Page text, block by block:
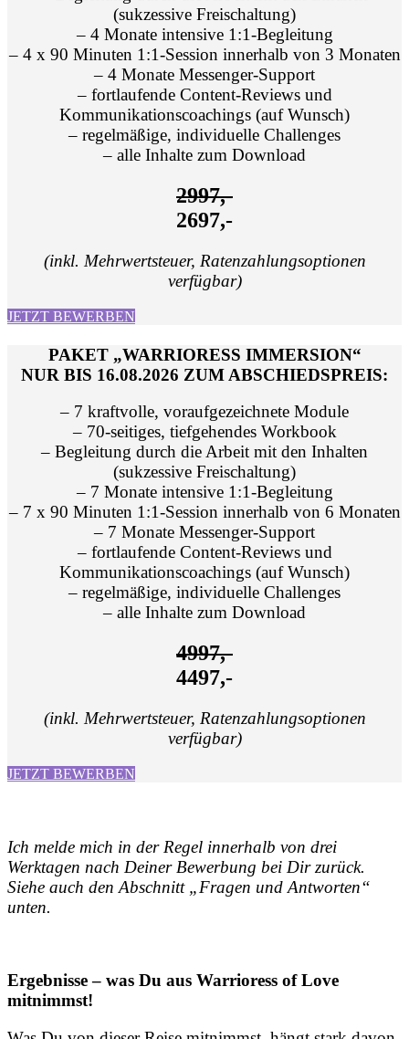
(sukzessive Freischaltung)
– 4 Monate intensive 1:1-Begleitung
– 4 x 90 Minuten 1:1-Session innerhalb von 3 Monaten
– 4 Monate Messenger-Support
– fortlaufende Content-Reviews und
Kommunikationscoachings (auf Wunsch)
– regelmäßige, individuelle Challenges
– alle Inhalte zum Download
2997,-
2697,-
(inkl. Mehrwertsteuer, Ratenzahlungsoptionen
verfügbar)
JETZT BEWERBEN
PAKET „WARRIORESS IMMERSION“
NUR BIS 16.08.2026 ZUM ABSCHIEDSPREIS:
– 7 kraftvolle, voraufgezeichnete Module
– 70-seitiges, tiefgehendes Workbook
– Begleitung durch die Arbeit mit den Inhalten
(sukzessive Freischaltung)
– 7 Monate intensive 1:1-Begleitung
– 7 x 90 Minuten 1:1-Session innerhalb von 6 Monaten
– 7 Monate Messenger-Support
– fortlaufende Content-Reviews und
Kommunikationscoachings (auf Wunsch)
– regelmäßige, individuelle Challenges
– alle Inhalte zum Download
4997,-
4497,-
(inkl. Mehrwertsteuer, Ratenzahlungsoptionen
verfügbar)
JETZT BEWERBEN
Ich melde mich in der Regel innerhalb von drei
Werktagen nach Deiner Bewerbung bei Dir zurück.
Siehe auch den Abschnitt „Fragen und Antworten“
unten.
Ergebnisse – was Du aus Warrioress of Love
mitnimmst!